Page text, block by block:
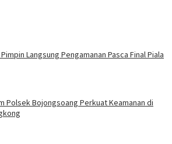
Langsung Pengamanan Pasca Final Piala
Polsek Bojongsoang Perkuat Keamanan di